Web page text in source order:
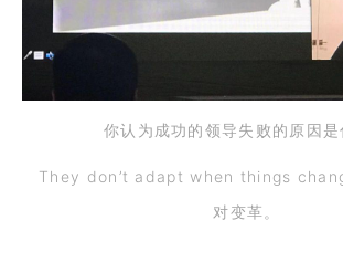
你认为成功的领导失败的原因是
They don’t adapt when things
对变革。